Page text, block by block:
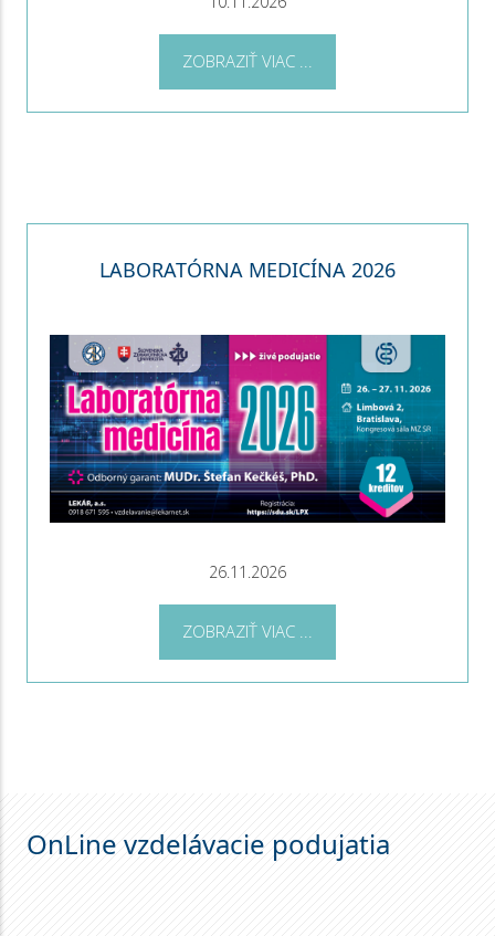
ZOBRAZIŤ VIAC ...
LABORATÓRNA MEDICÍNA 2026
26.11.2026
ZOBRAZIŤ VIAC ...
OnLine vzdelávacie podujatia